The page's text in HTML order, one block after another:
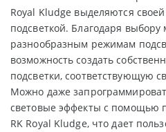
Royal Kludge выделяются
подсветкой. Благодаря
разнообразным режимам
возможность создать
подсветки, соответствующую
Можно даже
световые эффекты с помощью
RK Royal Kludge, что дает